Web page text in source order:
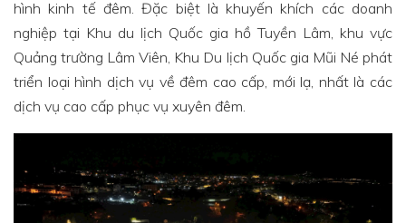
hình kinh tế đêm. Đặc biệt là khuyến khích các doanh
nghiệp tại Khu du lịch Quốc gia hồ Tuyền Lâm, khu vực
Quảng trường Lâm Viên, Khu Du lịch Quốc gia Mũi Né phát
triển loại hình dịch vụ về đêm cao cấp, mới lạ, nhất là các
dịch vụ cao cấp phục vụ xuyên đêm.